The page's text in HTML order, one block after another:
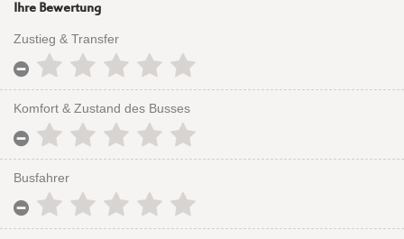
Ihre Bewertung
Zustieg & Transfer
Komfort & Zustand des Busses
Busfahrer